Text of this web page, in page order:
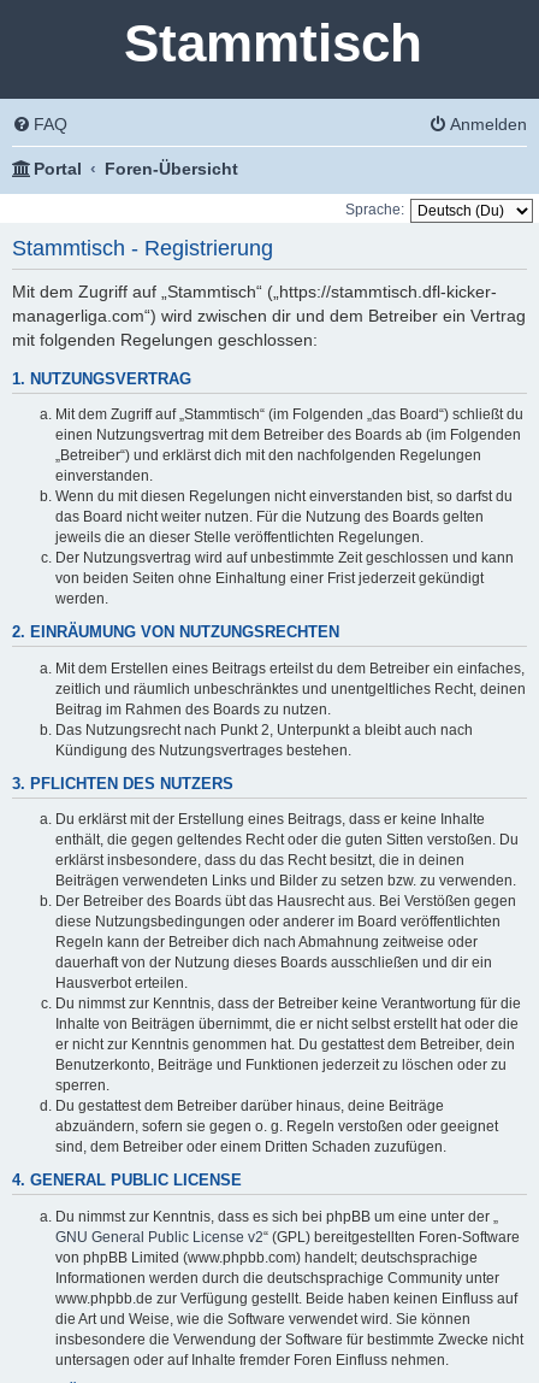
Stammtisch
FAQ Anmelden
Portal Foren-Übersicht
Sprache:
Stammtisch - Registrierung
Mit dem Zugriff auf „Stammtisch“ („https://stammtisch.dfl-kicker-
managerliga.com“) wird zwischen dir und dem Betreiber ein Vertrag
mit folgenden Regelungen geschlossen:
1. NUTZUNGSVERTRAG
Mit dem Zugriff auf „Stammtisch“ (im Folgenden „das Board“) schließt du
einen Nutzungsvertrag mit dem Betreiber des Boards ab (im Folgenden
„Betreiber“) und erklärst dich mit den nachfolgenden Regelungen
einverstanden.
Wenn du mit diesen Regelungen nicht einverstanden bist, so darfst du
das Board nicht weiter nutzen. Für die Nutzung des Boards gelten
jeweils die an dieser Stelle veröffentlichten Regelungen.
Der Nutzungsvertrag wird auf unbestimmte Zeit geschlossen und kann
von beiden Seiten ohne Einhaltung einer Frist jederzeit gekündigt
werden.
2. EINRÄUMUNG VON NUTZUNGSRECHTEN
Mit dem Erstellen eines Beitrags erteilst du dem Betreiber ein einfaches,
zeitlich und räumlich unbeschränktes und unentgeltliches Recht, deinen
Beitrag im Rahmen des Boards zu nutzen.
Das Nutzungsrecht nach Punkt 2, Unterpunkt a bleibt auch nach
Kündigung des Nutzungsvertrages bestehen.
3. PFLICHTEN DES NUTZERS
Du erklärst mit der Erstellung eines Beitrags, dass er keine Inhalte
enthält, die gegen geltendes Recht oder die guten Sitten verstoßen. Du
erklärst insbesondere, dass du das Recht besitzt, die in deinen
Beiträgen verwendeten Links und Bilder zu setzen bzw. zu verwenden.
Der Betreiber des Boards übt das Hausrecht aus. Bei Verstößen gegen
diese Nutzungsbedingungen oder anderer im Board veröffentlichten
Regeln kann der Betreiber dich nach Abmahnung zeitweise oder
dauerhaft von der Nutzung dieses Boards ausschließen und dir ein
Hausverbot erteilen.
Du nimmst zur Kenntnis, dass der Betreiber keine Verantwortung für die
Inhalte von Beiträgen übernimmt, die er nicht selbst erstellt hat oder die
er nicht zur Kenntnis genommen hat. Du gestattest dem Betreiber, dein
Benutzerkonto, Beiträge und Funktionen jederzeit zu löschen oder zu
sperren.
Du gestattest dem Betreiber darüber hinaus, deine Beiträge
abzuändern, sofern sie gegen o. g. Regeln verstoßen oder geeignet
sind, dem Betreiber oder einem Dritten Schaden zuzufügen.
4. GENERAL PUBLIC LICENSE
Du nimmst zur Kenntnis, dass es sich bei phpBB um eine unter der „
GNU General Public License v2“ (GPL) bereitgestellten Foren-Software
von phpBB Limited (www.phpbb.com) handelt; deutschsprachige
Informationen werden durch die deutschsprachige Community unter
www.phpbb.de zur Verfügung gestellt. Beide haben keinen Einfluss auf
die Art und Weise, wie die Software verwendet wird. Sie können
insbesondere die Verwendung der Software für bestimmte Zwecke nicht
untersagen oder auf Inhalte fremder Foren Einfluss nehmen.